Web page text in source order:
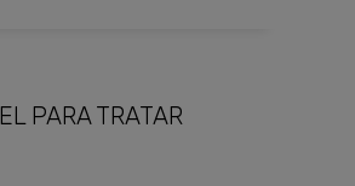
PARA TRATAR